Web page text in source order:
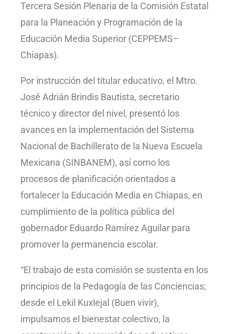
Tercera Sesión Plenaria de la Comisión Estatal
para la Planeación y Programación de la
Educación Media Superior (CEPPEMS–
Chiapas).
Por instrucción del titular educativo, el Mtro.
José Adrián Brindis Bautista, secretario
técnico y director del nivel, presentó los
avances en la implementación del Sistema
Nacional de Bachillerato de la Nueva Escuela
Mexicana (SINBANEM), así como los
procesos de planificación orientados a
fortalecer la Educación Media en Chiapas, en
cumplimiento de la política pública del
gobernador Eduardo Ramírez Aguilar para
promover la permanencia escolar.
“El trabajo de esta comisión se sustenta en los
principios de la Pedagogía de las Conciencias;
desde el Lekil Kuxlejal (Buen vivir),
impulsamos el bienestar colectivo, la